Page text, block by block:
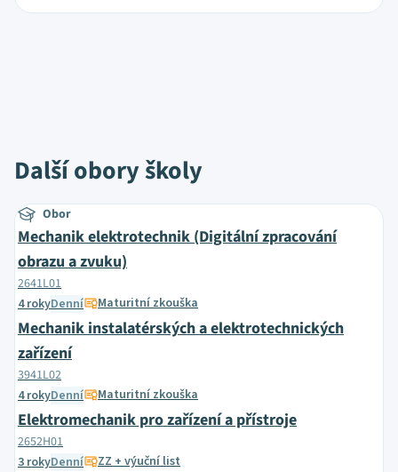
Další obory školy
Obor
Mechanik elektrotechnik (Digitální zpracování
obrazu a zvuku)
2641L01
4 rokyDenní Maturitní zkouška
Mechanik instalatérských a elektrotechnických
zařízení
3941L02
4 rokyDenní Maturitní zkouška
Elektromechanik pro zařízení a přístroje
2652H01
3 rokyDenní ZZ + výuční list